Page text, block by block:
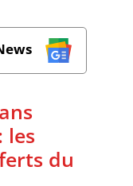
les
du